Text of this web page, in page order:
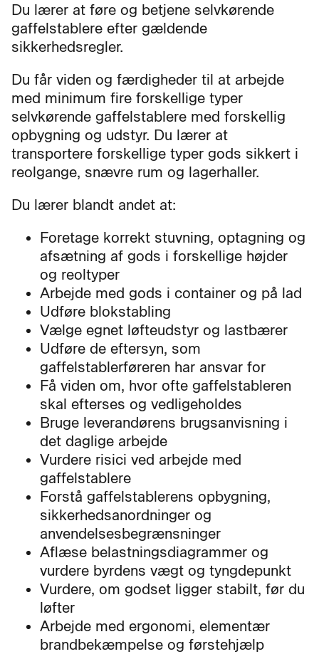
Du lærer at føre og betjene selvkørende
gaffelstablere efter gældende
sikkerhedsregler.
Du får viden og færdigheder til at arbejde
med minimum fire forskellige typer
selvkørende gaffelstablere med forskellig
opbygning og udstyr. Du lærer at
transportere forskellige typer gods sikkert i
reolgange, snævre rum og lagerhaller.
Du lærer blandt andet at:
Foretage korrekt stuvning, optagning og
afsætning af gods i forskellige højder
og reoltyper
Arbejde med gods i container og på lad
Udføre blokstabling
Vælge egnet løfteudstyr og lastbærer
Udføre de eftersyn, som
gaffelstablerføreren har ansvar for
Få viden om, hvor ofte gaffelstableren
skal efterses og vedligeholdes
Bruge leverandørens brugsanvisning i
det daglige arbejde
Vurdere risici ved arbejde med
gaffelstablere
Forstå gaffelstablerens opbygning,
sikkerhedsanordninger og
anvendelsesbegrænsninger
Aflæse belastningsdiagrammer og
vurdere byrdens vægt og tyngdepunkt
Vurdere, om godset ligger stabilt, før du
løfter
Arbejde med ergonomi, elementær
brandbekæmpelse og førstehjælp